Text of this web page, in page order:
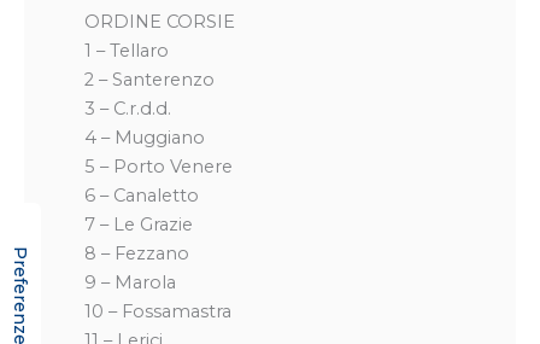
ORDINE CORSIE
1 – Tellaro
2 – Santerenzo
3 – C.r.d.d.
4 – Muggiano
5 – Porto Venere
6 – Canaletto
7 – Le Grazie
8 – Fezzano
9 – Marola
10 – Fossamastra